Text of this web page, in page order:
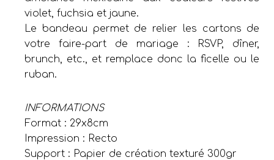
violet, fuchsia et jaune.
Le bandeau permet de relier les cartons de
votre faire-part de mariage : RSVP, dîner,
brunch, etc., et remplace donc la ficelle ou le
ruban.
INFORMATIONS
Format : 29x8cm
Impression : Recto
Support : Papier de création texturé 300gr